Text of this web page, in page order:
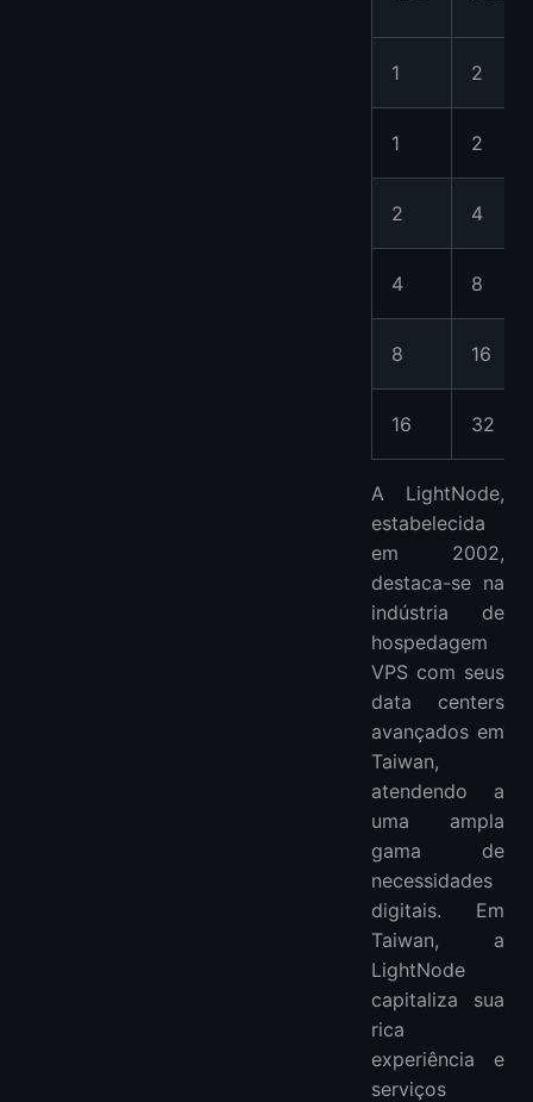
1 2
1 2
2 4
4 8
8 16
16 32
A LightNode,
estabelecida
em 2002,
destaca-se na
indústria de
hospedagem
VPS com seus
data centers
avançados em
Taiwan,
atendendo a
uma ampla
gama de
necessidades
digitais. Em
Taiwan, a
LightNode
capitaliza sua
rica
experiência e
serviços